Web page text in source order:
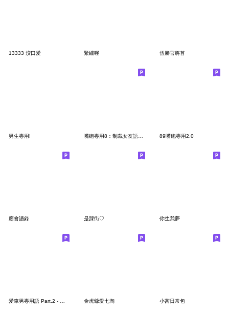
13333 洨口愛 緊繃喔 伍勝官將首
男生專用! 89嘴砲專用2.0
廟會語錄 是踩街♡ 你生我夢
愛車男專用語 Part.2 - 愛車2勢力 金虎爺愛七淘 小茜日常包